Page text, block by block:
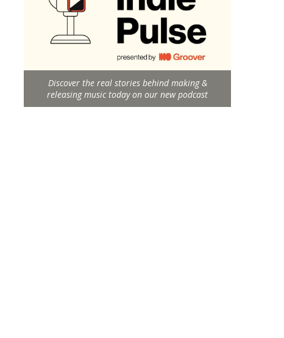
Discover the real stories behind making &
releasing music today on our new podcast